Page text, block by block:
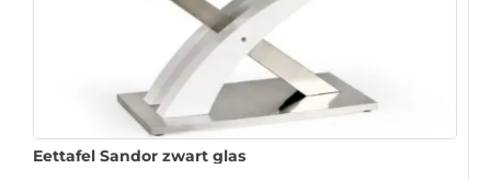
Eettafel Sandor zwart glas